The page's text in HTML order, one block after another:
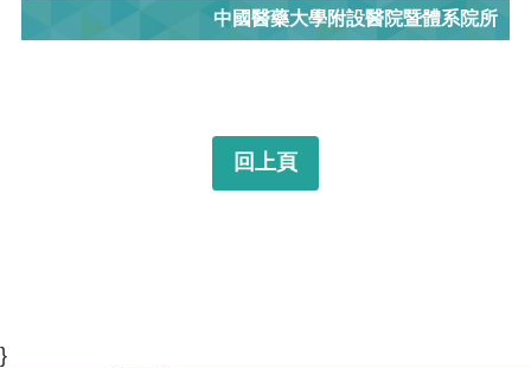
中國醫藥大學附設醫院暨體系院所
回上頁
}